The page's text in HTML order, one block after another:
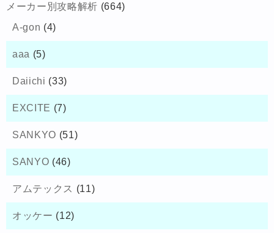
メーカー別攻略解析 (664)
A-gon (4)
aaa (5)
Daiichi (33)
EXCITE (7)
SANKYO (51)
SANYO (46)
アムテックス (11)
オッケー (12)